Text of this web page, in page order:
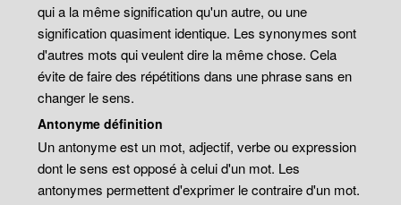
qui a la même signification qu'un autre, ou une
signification quasiment identique. Les synonymes sont
d'autres mots qui veulent dire la même chose. Cela
évite de faire des répétitions dans une phrase sans en
changer le sens.
Antonyme définition
Un antonyme est un mot, adjectif, verbe ou expression
dont le sens est opposé à celui d'un mot. Les
antonymes permettent d'exprimer le contraire d'un mot.